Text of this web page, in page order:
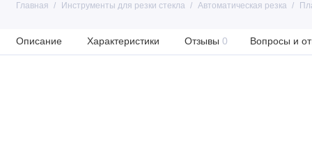
Главная Инструменты для резки стекла Автоматическая резка
Описание Характеристики Отзывы 0 Вопросы и